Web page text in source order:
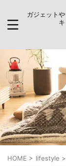
ガジェット
HOME > lifestyle >